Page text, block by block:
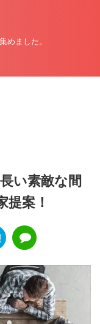
めました。
い素敵な間
案！